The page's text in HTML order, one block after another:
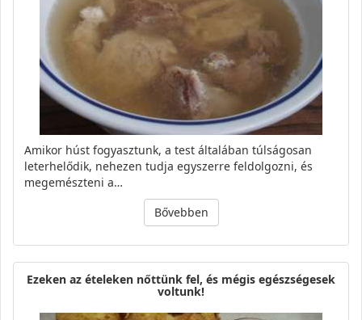
Amikor húst fogyasztunk, a test általában túlságosan
leterhelődik, nehezen tudja egyszerre feldolgozni, és
megemészteni a…
Bővebben
Ezeken az ételeken nőttünk fel, és mégis egészségesek
voltunk!